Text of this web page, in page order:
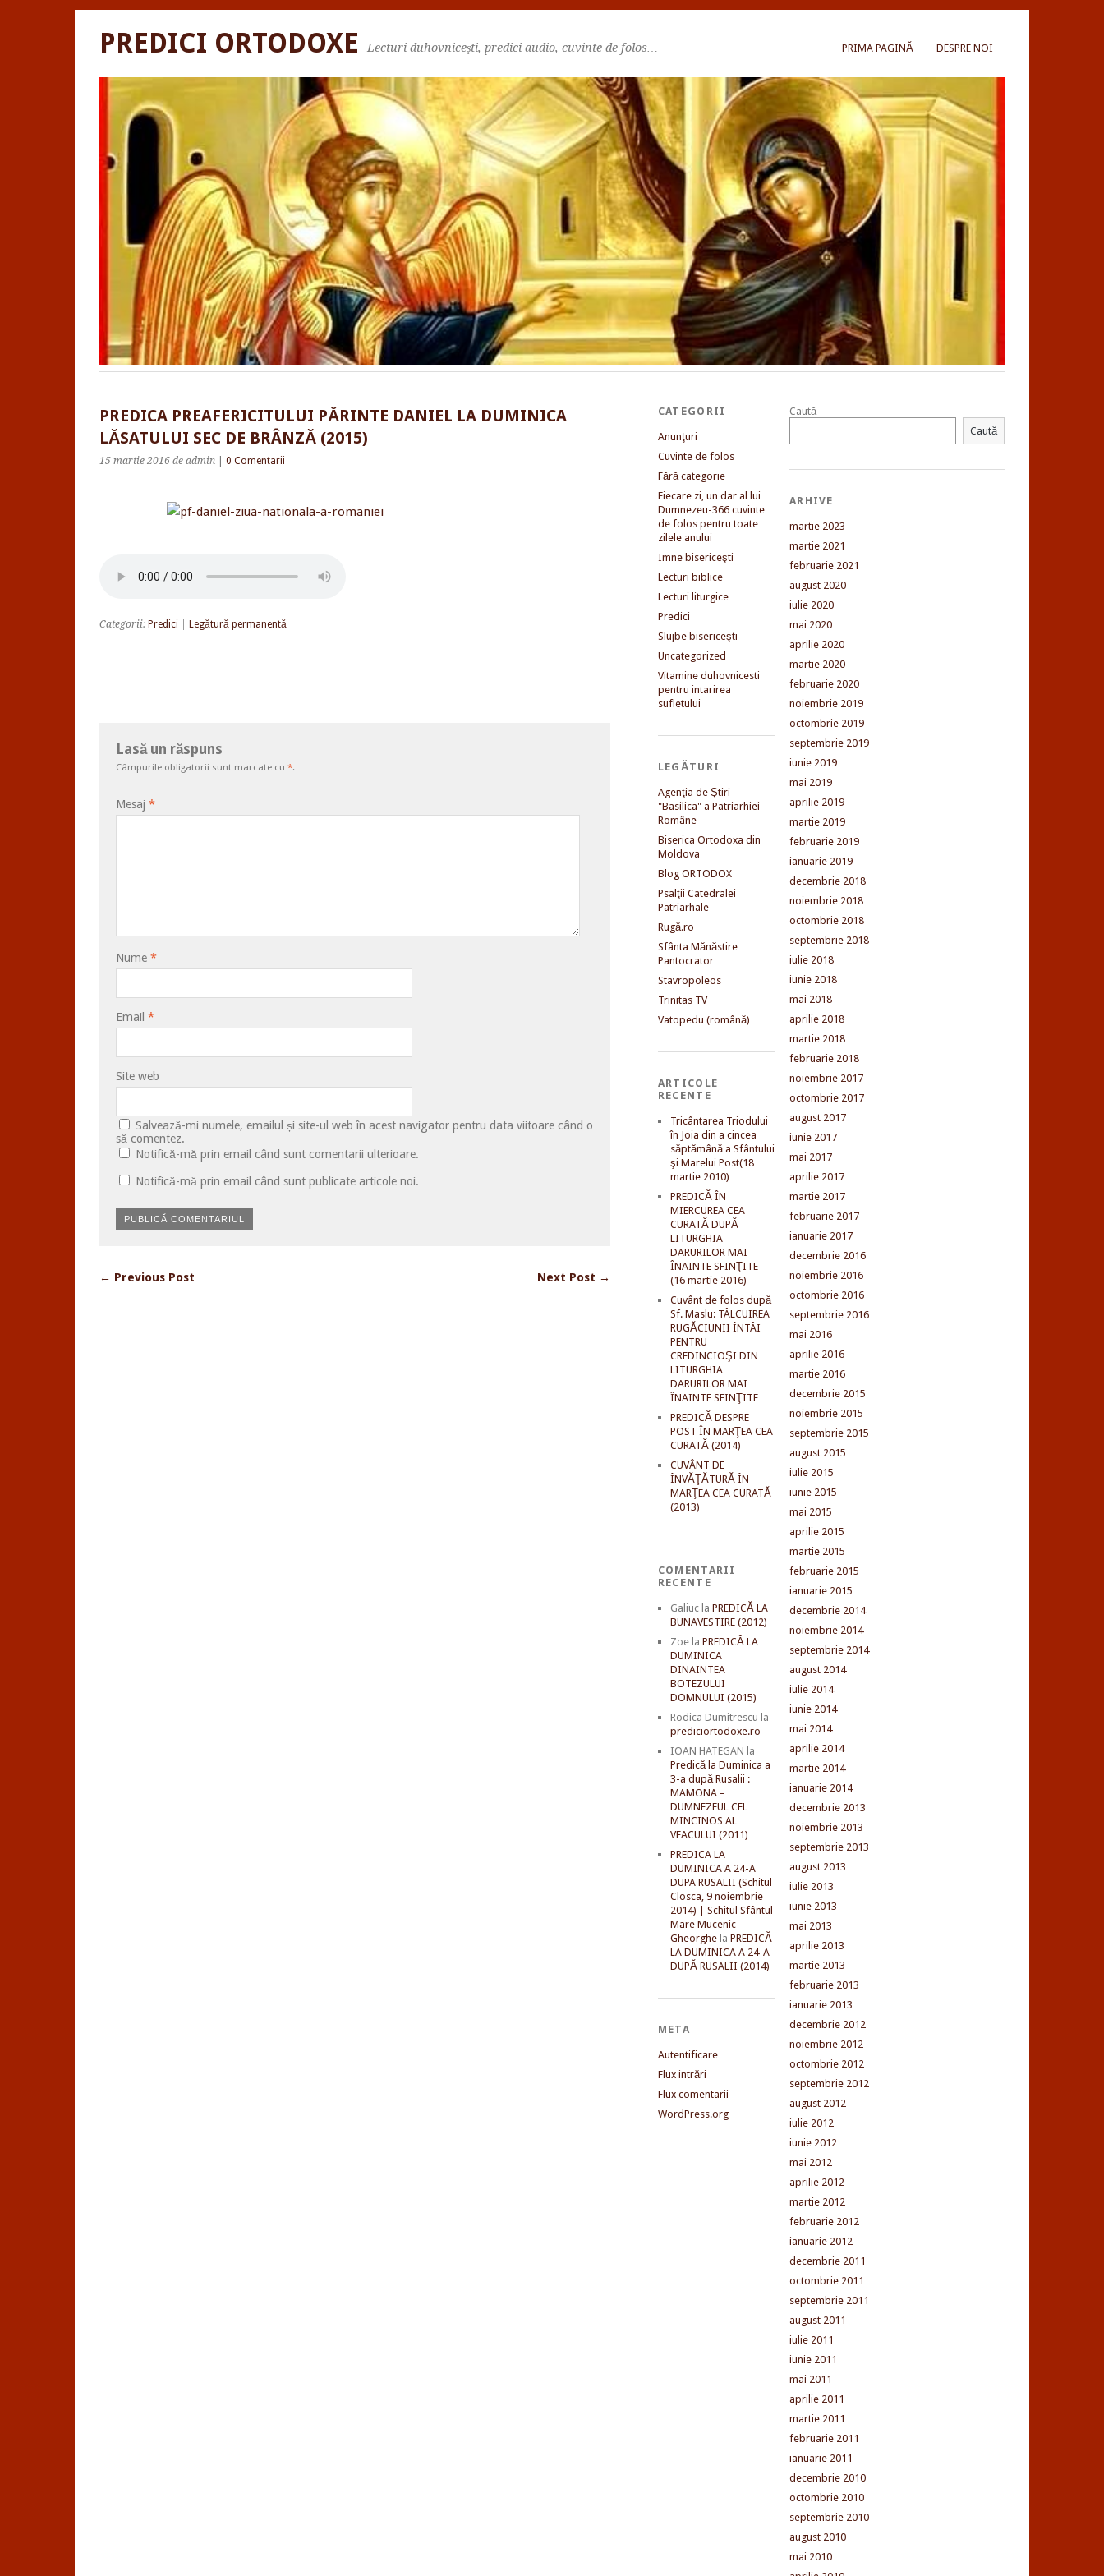
PRIMA PAGINĂ DESPRE NOI
PREDICI ORTODOXE Lecturi duhovniceşti, predici audio, cuvinte de folos…
PREDICA PREAFERICITULUI PĂRINTE DANIEL LA DUMINICA
LĂSATULUI SEC DE BRÂNZĂ (2015)
15 martie 2016 de admin 0 Comentarii
Categorii: Predici Legătură permanentă
Lasă un răspuns
Câmpurile obligatorii sunt marcate cu *.
Mesaj *
Nume *
Email *
Site web
Salvează-mi numele, emailul și site-ul web în acest navigator pentru data viitoare când o
să comentez.
Notifică-mă prin email când sunt comentarii ulterioare.
Notifică-mă prin email când sunt publicate articole noi.
← Previous Post Next Post →
CATEGORII
Anunţuri
Cuvinte de folos
Fără categorie
Fiecare zi, un dar al lui
Dumnezeu-366 cuvinte
de folos pentru toate
zilele anului
Imne bisericeşti
Lecturi biblice
Lecturi liturgice
Predici
Slujbe bisericeşti
Uncategorized
Vitamine duhovnicesti
pentru intarirea
sufletului
LEGĂTURI
Agenţia de Ştiri
"Basilica" a Patriarhiei
Române
Biserica Ortodoxa din
Moldova
Blog ORTODOX
Psalţii Catedralei
Patriarhale
Rugă.ro
Sfânta Mănăstire
Pantocrator
Stavropoleos
Trinitas TV
Vatopedu (română)
ARTICOLE
RECENTE
Tricântarea Triodului
în Joia din a cincea
săptămână a Sfântului
şi Marelui Post(18
martie 2010)
PREDICĂ ÎN
MIERCUREA CEA
CURATĂ DUPĂ
LITURGHIA
DARURILOR MAI
ÎNAINTE SFINŢITE
(16 martie 2016)
Cuvânt de folos după
Sf. Maslu: TÂLCUIREA
RUGĂCIUNII ÎNTÂI
PENTRU
CREDINCIOŞI DIN
LITURGHIA
DARURILOR MAI
ÎNAINTE SFINŢITE
PREDICĂ DESPRE
POST ÎN MARŢEA CEA
CURATĂ (2014)
CUVÂNT DE
ÎNVĂŢĂTURĂ ÎN
MARŢEA CEA CURATĂ
(2013)
COMENTARII
RECENTE
Galiucla PREDICĂ LA
BUNAVESTIRE (2012)
Zoela PREDICĂ LA
DUMINICA
DINAINTEA
BOTEZULUI
DOMNULUI (2015)
Rodica Dumitrescu la
prediciortodoxe.ro
IOAN HATEGAN la
Predică la Duminica a
3-a după Rusalii :
MAMONA –
DUMNEZEUL CEL
MINCINOS AL
VEACULUI (2011)
PREDICA LA
DUMINICA A 24-A
DUPA RUSALII (Schitul
Closca, 9 noiembrie
2014) | Schitul Sfântul
Mare Mucenic
Gheorghela PREDICĂ
LA DUMINICA A 24-A
DUPĂ RUSALII (2014)
META
Autentificare
Flux intrări
Flux comentarii
WordPress.org
Caută
Caută
ARHIVE
martie 2023
martie 2021
februarie 2021
august 2020
iulie 2020
mai 2020
aprilie 2020
martie 2020
februarie 2020
noiembrie 2019
octombrie 2019
septembrie 2019
iunie 2019
mai 2019
aprilie 2019
martie 2019
februarie 2019
ianuarie 2019
decembrie 2018
noiembrie 2018
octombrie 2018
septembrie 2018
iulie 2018
iunie 2018
mai 2018
aprilie 2018
martie 2018
februarie 2018
noiembrie 2017
octombrie 2017
august 2017
iunie 2017
mai 2017
aprilie 2017
martie 2017
februarie 2017
ianuarie 2017
decembrie 2016
noiembrie 2016
octombrie 2016
septembrie 2016
mai 2016
aprilie 2016
martie 2016
decembrie 2015
noiembrie 2015
septembrie 2015
august 2015
iulie 2015
iunie 2015
mai 2015
aprilie 2015
martie 2015
februarie 2015
ianuarie 2015
decembrie 2014
noiembrie 2014
septembrie 2014
august 2014
iulie 2014
iunie 2014
mai 2014
aprilie 2014
martie 2014
ianuarie 2014
decembrie 2013
noiembrie 2013
septembrie 2013
august 2013
iulie 2013
iunie 2013
mai 2013
aprilie 2013
martie 2013
februarie 2013
ianuarie 2013
decembrie 2012
noiembrie 2012
octombrie 2012
septembrie 2012
august 2012
iulie 2012
iunie 2012
mai 2012
aprilie 2012
martie 2012
februarie 2012
ianuarie 2012
decembrie 2011
octombrie 2011
septembrie 2011
august 2011
iulie 2011
iunie 2011
mai 2011
aprilie 2011
martie 2011
februarie 2011
ianuarie 2011
decembrie 2010
octombrie 2010
septembrie 2010
august 2010
mai 2010